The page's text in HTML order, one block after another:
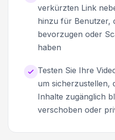
verkürzten Link
hinzu für Benutzer,
bevorzugen oder
haben
Testen Sie Ihre
um sicherzustellen,
Inhalte zugänglich
verschoben oder